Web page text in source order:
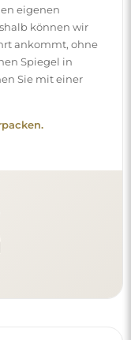
eigenen
können wir
ankommt, ohne
Spiegel in
Sie mit einer